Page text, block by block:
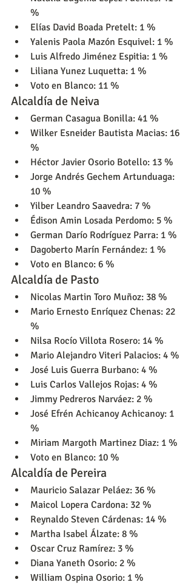
%
Elías David Boada Pretelt: 1 %
Yalenis Paola Mazón Esquivel: 1 %
Luis Alfredo Jiménez Espitia: 1 %
Liliana Yunez Luquetta: 1 %
Voto en Blanco: 11 %
Alcaldía de Neiva
German Casagua Bonilla: 41 %
Wilker Esneider Bautista Macias: 16
%
Héctor Javier Osorio Botello: 13 %
Jorge Andrés Gechem Artunduaga:
10 %
Yilber Leandro Saavedra: 7 %
Édison Amin Losada Perdomo: 5 %
German Darío Rodríguez Parra: 1 %
Dagoberto Marín Fernández: 1 %
Voto en Blanco: 6 %
Alcaldía de Pasto
Nicolas Martin Toro Muñoz: 38 %
Mario Ernesto Enríquez Chenas: 22
%
Nilsa Rocío Villota Rosero: 14 %
Mario Alejandro Viteri Palacios: 4 %
José Luis Guerra Burbano: 4 %
Luis Carlos Vallejos Rojas: 4 %
Jimmy Pedreros Narváez: 2 %
José Efrén Achicanoy Achicanoy: 1
%
Miriam Margoth Martinez Diaz: 1 %
Voto en Blanco: 10 %
Alcaldía de Pereira
Mauricio Salazar Peláez: 36 %
Maicol Lopera Cardona: 32 %
Reynaldo Steven Cárdenas: 14 %
Martha Isabel Álzate: 8 %
Oscar Cruz Ramírez: 3 %
Diana Yaneth Osorio: 2 %
William Ospina Osorio: 1 %